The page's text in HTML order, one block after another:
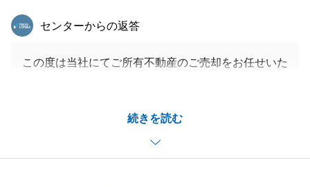
続きを読む
東急リバブル
センターからの返答
この度は当社にてご所有不動産のご売却をお任せいた
てしまった点につきましては、ご契約からご決済まで
の間に進捗具合や予定日等ご報告頻度やご案内のご連
絡が少なかったことが原因かとは思いますので、改善